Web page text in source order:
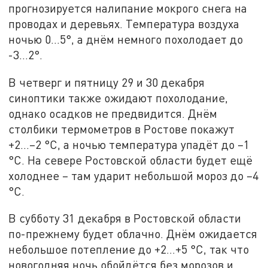
прогнозируется налипание мокрого снега на
проводах и деревьях. Температура воздуха
ночью 0...5°, а днём немного похолодает до
-3...2°.
В четверг и пятницу 29 и 30 декабря
синоптики также ожидают похолодание,
однако осадков не предвидится. Днём
столбики термометров в Ростове покажут
+2…–2 °С, а ночью температура упадёт до –1
°С. На севере Ростовской области будет ещё
холоднее – там ударит небольшой мороз до –4
°С.
В субботу 31 декабря в Ростовской области
по-прежнему будет облачно. Днём ожидается
небольшое потепление до +2…+5 °С, так что
новогодняя ночь обойдётся без морозов и